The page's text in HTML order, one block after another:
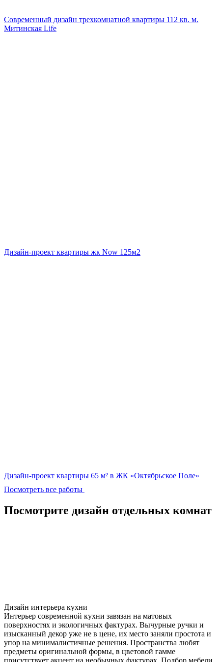
Современный дизайн трехкомнатной квартиры 112 кв. м.
Митинская Life
Дизайн-проект квартиры жк Now 125м2
Дизайн-проект квартиры 65 м² в ЖК «Октябрьское Поле»
Посмотреть все работы
Посмотрите дизайн отдельных комнат
Дизайн интерьера кухни
Интерьер современной кухни завязан на матовых
поверхностях и экологичных фактурах. Вычурные ручки и
изысканный декор уже не в цене, их место заняли простота и
упор на минималистичные решения. Пространства любят
предметы оригинальной формы, в цветовой гамме